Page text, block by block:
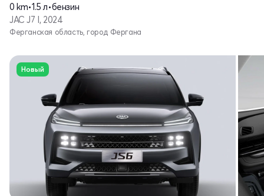
0 km•1.5 л•бензин
JAC J7 I, 2024
Ферганская область, город Фергана
Новый